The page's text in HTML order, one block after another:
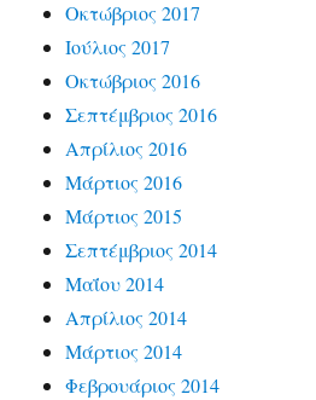
Οκτώβριος 2017
Ιούλιος 2017
Οκτώβριος 2016
Σεπτέμβριος 2016
Απρίλιος 2016
Μάρτιος 2016
Μάρτιος 2015
Σεπτέμβριος 2014
Μαΐου 2014
Απρίλιος 2014
Μάρτιος 2014
Φεβρουάριος 2014